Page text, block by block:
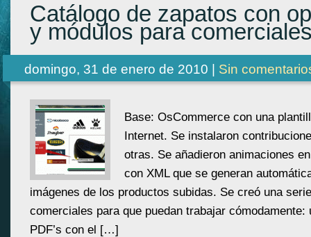
Catálogo de zapatos con
y módulos para
domingo, 31 de enero de 2010 | Sin
Base: OsCommerce con una
Internet. Se instalaron
otras. Se añadieron animaciones
con XML que se generan
imágenes de los productos subidas. Se creó una
comerciales para que puedan trabajar cómodamente:
PDF’s con el […]